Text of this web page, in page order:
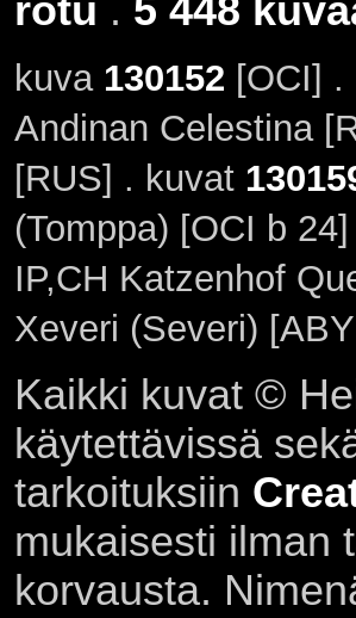
rotu . 5 448
kuva 130152 [OCI] .
Andinan Celestina
[RUS] . kuvat
(Tomppa) [OCI b
IP,CH Katzenhof
Xeveri (Severi)
Kaikki kuvat ©
käytettävissä
tarkoituksiin
mukaisesti ilman
korvausta.